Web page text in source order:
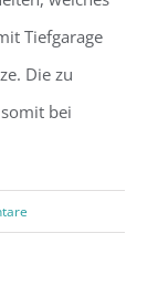
Tiefgarage
Die zu
bei